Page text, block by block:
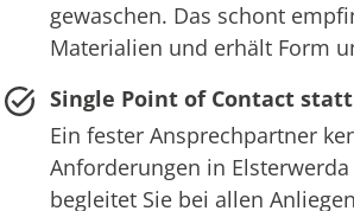
gewaschen. Das schont
Materialien und erhält Form
Single Point of Contact
Ein fester Ansprechpartner
Anforderungen in
begleitet Sie bei allen